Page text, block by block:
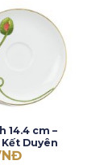
14.4 cm –
Duyên